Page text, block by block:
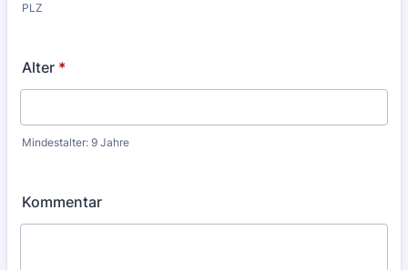
PLZ
Alter *
Mindestalter: 9 Jahre
Kommentar